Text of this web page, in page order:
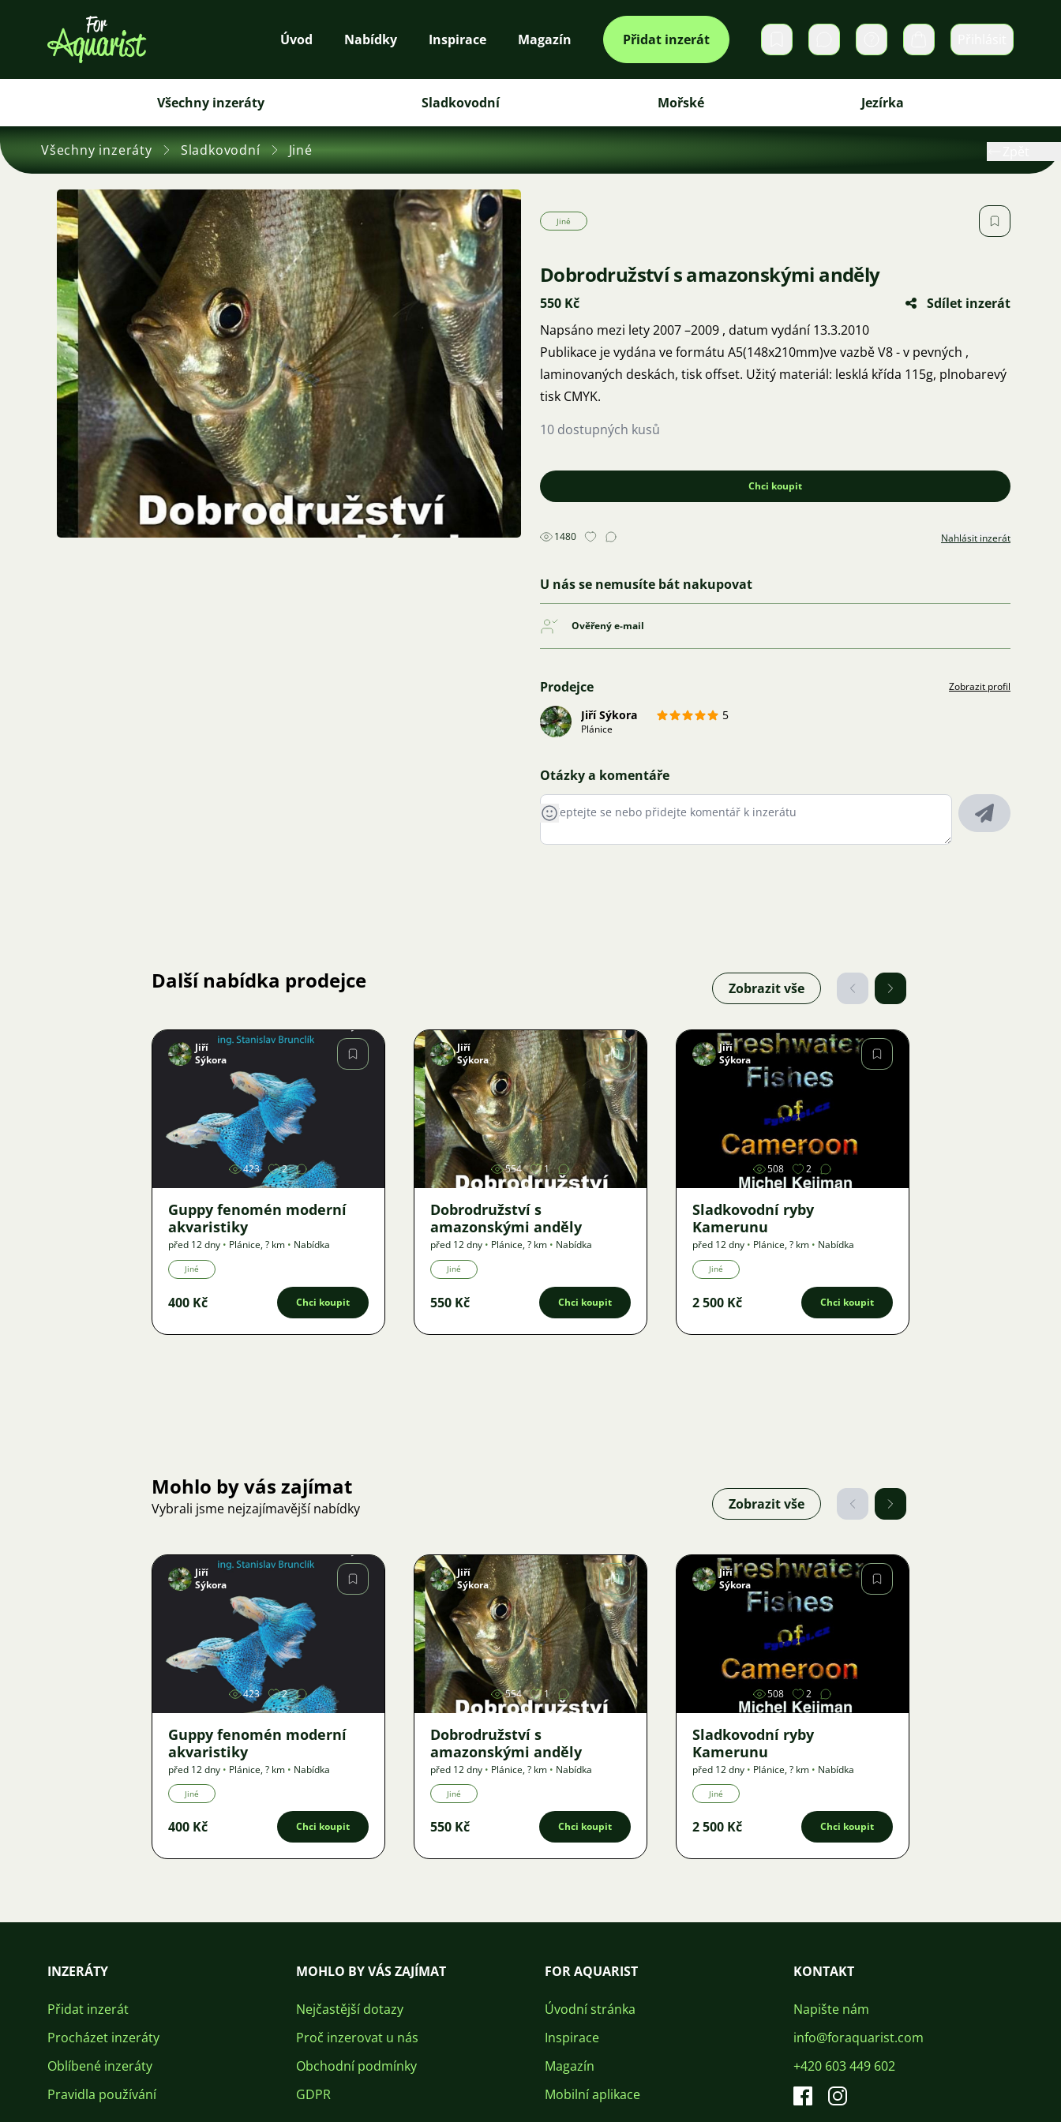
Úvod Nabídky Inspirace Magazín Přidat inzerát Soukromé zprávy Košík
Všechny inzeráty Sladkovodní Mořské Jezírka
Všechny inzeráty Sladkovodní Jiné
Jiné
Dobrodružství s amazonskými anděly
550 Kč
Sdílet inzerát
Napsáno mezi lety 2007 –2009 , datum vydání 13.3.2010
Publikace je vydána ve formátu A5(148x210mm)ve vazbě V8 - v pevných ,
laminovaných deskách, tisk offset. Užitý materiál: lesklá křída 115g, plnobarevý
tisk CMYK.
10 dostupných kusů
Chci koupit
1480 Nahlásit inzerát
U nás se nemusíte bát nakupovat
Ověřený e-mail
Prodejce Zobrazit profil
Jiří Sýkora 5
Plánice
Otázky a komentáře
Další nabídka prodejce Zobrazit vše
Obrázek
Jiří
Sýkora
423 2
Guppy fenomén moderní
akvaristiky
před 12 dny • Plánice,? km • Nabídka
Jiné
400 Kč Chci koupit
Obrázek
Jiří
Sýkora
554 1
Dobrodružství s
amazonskými anděly
před 12 dny • Plánice,? km • Nabídka
Jiné
550 Kč Chci koupit
Obrázek
Jiří
Sýkora
508 2
Sladkovodní ryby
Kamerunu
před 12 dny • Plánice,? km • Nabídka
Jiné
2 500 Kč Chci koupit
Mohlo by vás zajímat
Vybrali jsme nejzajímavější nabídky Zobrazit vše
Obrázek
Jiří
Sýkora
423 2
Guppy fenomén moderní
akvaristiky
před 12 dny • Plánice,? km • Nabídka
Jiné
400 Kč Chci koupit
Obrázek
Jiří
Sýkora
554 1
Dobrodružství s
amazonskými anděly
před 12 dny • Plánice,? km • Nabídka
Jiné
550 Kč Chci koupit
Obrázek
Jiří
Sýkora
508 2
Sladkovodní ryby
Kamerunu
před 12 dny • Plánice,? km • Nabídka
Jiné
2 500 Kč Chci koupit
INZERÁTY
Přidat inzerát
Procházet inzeráty
Oblíbené inzeráty
Pravidla používání
MOHLO BY VÁS ZAJÍMAT
Nejčastější dotazy
Proč inzerovat u nás
Obchodní podmínky
GDPR
FOR AQUARIST
Úvodní stránka
Inspirace
Magazín
Mobilní aplikace
KONTAKT
Napište nám
info@foraquarist.com
+420 603 449 602